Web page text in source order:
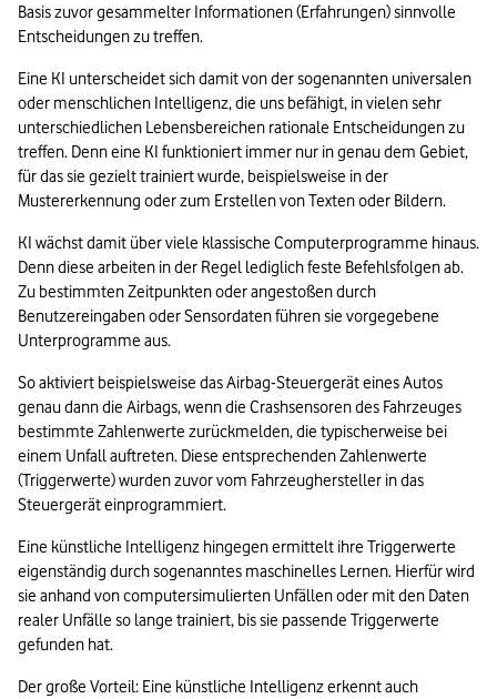
8. Bestes Beispiel für KI im Alltag: Smart Home
Sport-Highlights
10. Von künstlicher Intelligenz erstelltes Bild für 432.000
Dollar versteigert
11. Navigation zeigt den Unterschied zwischen Algorithmus
und KI im Alltag
12. Wenn Landwirtschaft zur Roboterarbeit wird: KI auf dem
Bauernhof
13. KI im Alltag: Übersetzungen von Bedienungsanleitungen
Das Wichtigste zu künstlicher Intelligenz in Kürze
Basis zuvor gesammelter Informationen (Erfahrungen) sinnvolle
Entscheidungen zu treffen.
Eine KI unterscheidet sich damit von der sogenannten universalen
oder menschlichen Intelligenz, die uns befähigt, in vielen sehr
unterschiedlichen Lebensbereichen rationale Entscheidungen zu
treffen. Denn eine KI funktioniert immer nur in genau dem Gebiet,
für das sie gezielt trainiert wurde, beispielsweise in der
Mustererkennung oder zum Erstellen von Texten oder Bildern.
KI wächst damit über viele klassische Computerprogramme hinaus.
Denn diese arbeiten in der Regel lediglich feste Befehlsfolgen ab.
Zu bestimmten Zeitpunkten oder angestoßen durch
Benutzereingaben oder Sensordaten führen sie vorgegebene
Unterprogramme aus.
So aktiviert beispielsweise das Airbag-Steuergerät eines Autos
genau dann die Airbags, wenn die Crashsensoren des Fahrzeuges
bestimmte Zahlenwerte zurückmelden, die typischerweise bei
einem Unfall auftreten. Diese entsprechenden Zahlenwerte
(Triggerwerte) wurden zuvor vom Fahrzeughersteller in das
Steuergerät einprogrammiert.
Eine künstliche Intelligenz hingegen ermittelt ihre Triggerwerte
eigenständig durch sogenanntes maschinelles Lernen. Hierfür wird
sie anhand von computersimulierten Unfällen oder mit den Daten
realer Unfälle so lange trainiert, bis sie passende Triggerwerte
gefunden hat.
Der große Vorteil: Eine künstliche Intelligenz erkennt auch